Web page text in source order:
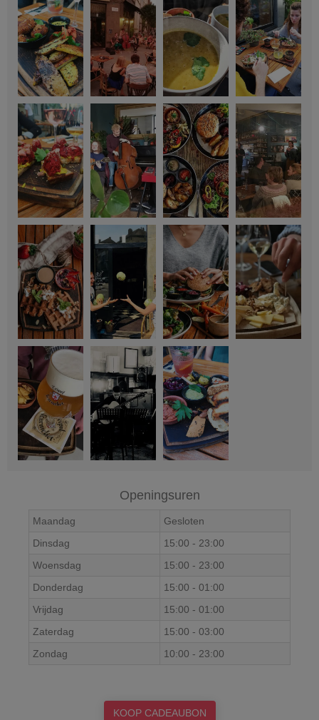
Openingsuren
Maandag
Gesloten
Dinsdag
15:00 - 23:00
Woensdag
15:00 - 23:00
Donderdag
15:00 - 01:00
Vrijdag
15:00 - 01:00
Zaterdag
15:00 - 03:00
Zondag
10:00 - 23:00
KOOP CADEAUBON